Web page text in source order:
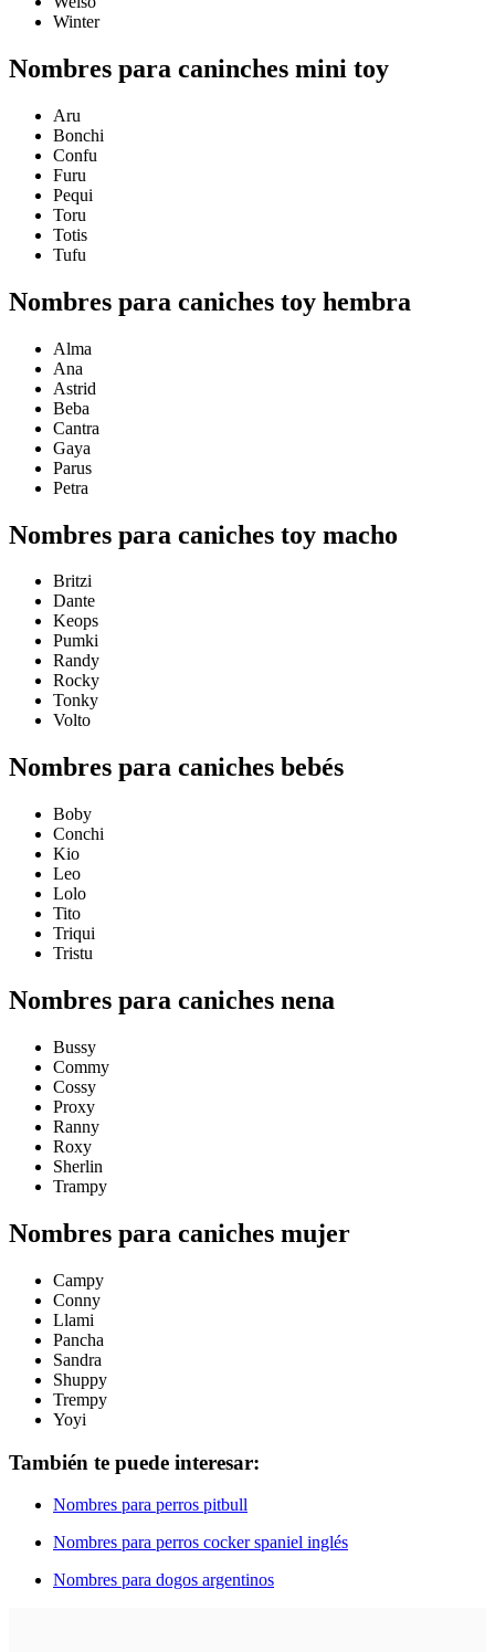
Winter
Nombres para caninches mini toy
Aru
Bonchi
Confu
Furu
Pequi
Toru
Totis
Tufu
Nombres para caniches toy hembra
Alma
Ana
Astrid
Beba
Cantra
Gaya
Parus
Petra
Nombres para caniches toy macho
Britzi
Dante
Keops
Pumki
Randy
Rocky
Tonky
Volto
Nombres para caniches bebés
Boby
Conchi
Kio
Leo
Lolo
Tito
Triqui
Tristu
Nombres para caniches nena
Bussy
Commy
Cossy
Proxy
Ranny
Roxy
Sherlin
Trampy
Nombres para caniches mujer
Campy
Conny
Llami
Pancha
Sandra
Shuppy
Trempy
Yoyi
También te puede interesar:
Nombres para perros pitbull
Nombres para perros cocker spaniel inglés
Nombres para dogos argentinos